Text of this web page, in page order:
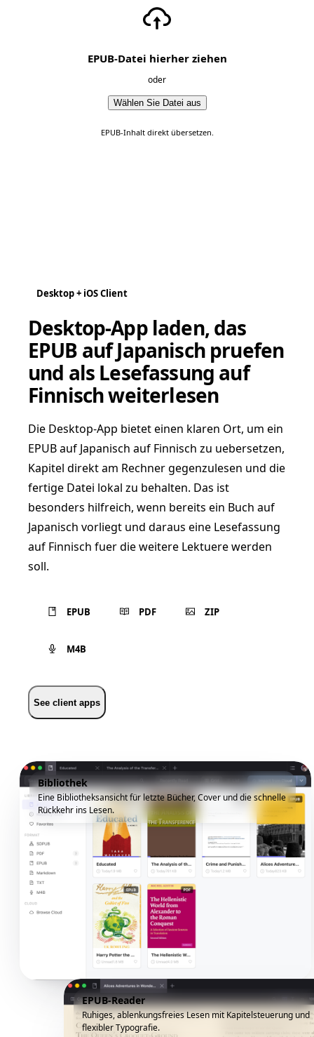
EPUB-Datei hierher ziehen
oder
Wählen Sie Datei aus
EPUB-Inhalt direkt übersetzen.
Desktop + iOS Client
Desktop-App laden, das
EPUB auf Japanisch pruefen
und als Lesefassung auf
Finnisch weiterlesen
Die Desktop-App bietet einen klaren Ort, um ein
EPUB auf Japanisch auf Finnisch zu uebersetzen,
Kapitel direkt am Rechner gegenzulesen und die
fertige Datei lokal zu behalten. Das ist
besonders hilfreich, wenn bereits ein Buch auf
Japanisch vorliegt und daraus eine Lesefassung
auf Finnisch fuer die weitere Lektuere werden
soll.
EPUB PDF ZIP
M4B
See client apps
Bibliothek
Eine Bibliotheksansicht für letzte Bücher, Cover und die schnelle
Rückkehr ins Lesen.
EPUB-Reader
Ruhiges, ablenkungsfreies Lesen mit Kapitelsteuerung und
flexibler Typografie.